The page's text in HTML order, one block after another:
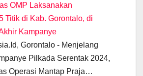
OMP Laksanakan
Titik di Kab. Gorontalo, di
Kampanye
Gorontalo - Menjelang
Pilkada Serentak 2024,
Operasi Mantap Praja…